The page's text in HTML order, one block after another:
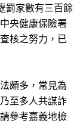
罰家數有三百餘
央健康保險署
核之努力，已
頗多，常見為
至多人共謀詐
參考嘉義地檢